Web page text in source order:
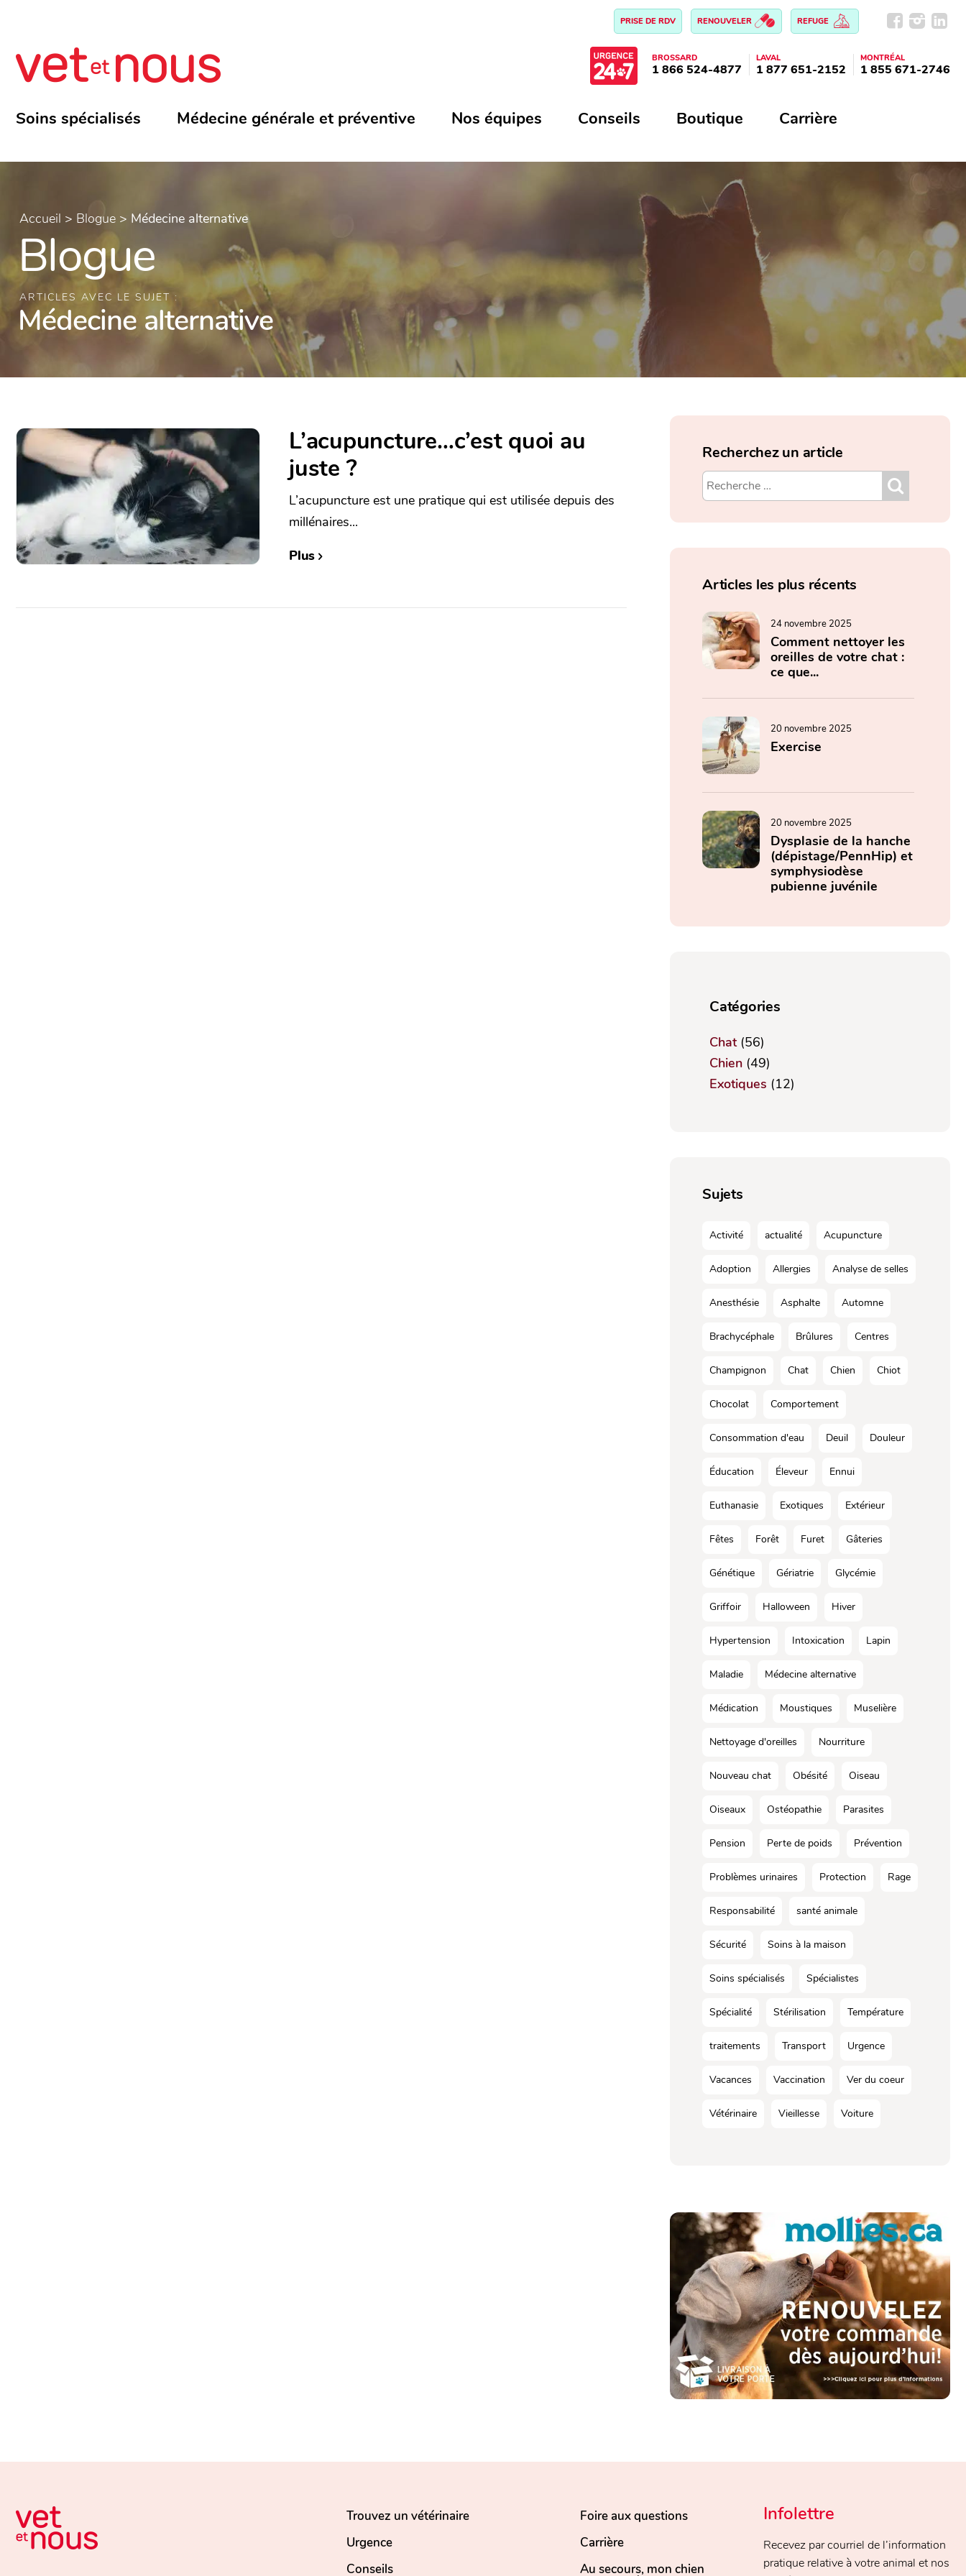
PRISE DE RDV RENOUVELER REFUGE
BROSSARD
1 866 524-4877
LAVAL
1 877 651-2152
MONTRÉAL
1 855 671-2746
Soins spécialisés Médecine générale et préventive Nos équipes Conseils Boutique Carrière
Accueil > Blogue > Médecine alternative
Blogue
ARTICLES AVEC LE SUJET :
Médecine alternative
L’acupuncture…c’est quoi au
juste ?
L’acupuncture est une pratique qui est utilisée depuis des
millénaires...
Plus
Recherchez un article
Articles les plus récents
24 novembre 2025
Comment nettoyer les
oreilles de votre chat :
ce que...
20 novembre 2025
Exercise
20 novembre 2025
Dysplasie de la hanche
(dépistage/PennHip) et
symphysiodèse
pubienne juvénile
Catégories
Chat(56)
Chien (49)
Exotiques (12)
Sujets
Activité actualité Acupuncture
Adoption Allergies Analyse de selles
Anesthésie Asphalte Automne
Brachycéphale Brûlures Centres
Champignon Chat Chien Chiot
Chocolat Comportement
Consommation d'eau Deuil Douleur
Éducation Éleveur Ennui
Euthanasie Exotiques Extérieur
Fêtes Forêt Furet Gâteries
Génétique Gériatrie Glycémie
Griffoir Halloween Hiver
Hypertension Intoxication Lapin
Maladie Médecine alternative
Médication Moustiques Muselière
Nettoyage d'oreilles Nourriture
Nouveau chat Obésité Oiseau
Oiseaux Ostéopathie Parasites
Pension Perte de poids Prévention
Problèmes urinaires Protection Rage
Responsabilité santé animale
Sécurité Soins à la maison
Soins spécialisés Spécialistes
Spécialité Stérilisation Température
traitements Transport Urgence
Vacances Vaccination Ver du coeur
Vétérinaire Vieillesse Voiture
Trouvez un vétérinaire
Urgence
Conseils
Foire aux questions
Carrière
Au secours, mon chien
Infolettre
Recevez par courriel de l’information
pratique relative à votre animal et nos